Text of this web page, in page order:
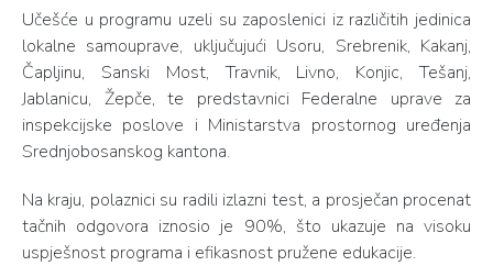
Učešće u programu uzeli su zaposlenici iz različitih jedinica
lokalne samouprave, uključujući Usoru, Srebrenik, Kakanj,
Čapljinu, Sanski Most, Travnik, Livno, Konjic, Tešanj,
Jablanicu, Žepče, te predstavnici Federalne uprave za
inspekcijske poslove i Ministarstva prostornog uređenja
Srednjobosanskog kantona.
Na kraju, polaznici su radili izlazni test, a prosječan procenat
tačnih odgovora iznosio je 90%, što ukazuje na visoku
uspješnost programa i efikasnost pružene edukacije.